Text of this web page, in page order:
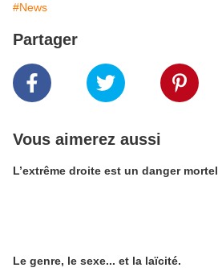
#News
Partager
Vous aimerez aussi
L’extrême droite est un danger mortel
Le genre, le sexe... et la laïcité.